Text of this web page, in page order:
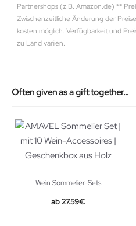
Partnershops (z.B. Amazon.de) **
Zwischenzeitliche Änderung der
kosten möglich. Verfügbarkeit und
zu Land variien.
Often given as a gift together…
Wein Sommelier-Sets
Original
27.59€Current